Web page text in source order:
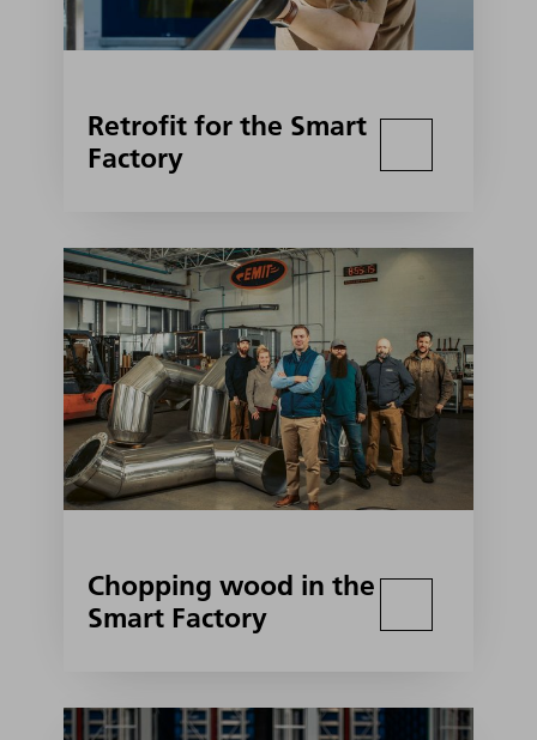
Retrofit for the Smart
Factory
Chopping wood in the
Smart Factory